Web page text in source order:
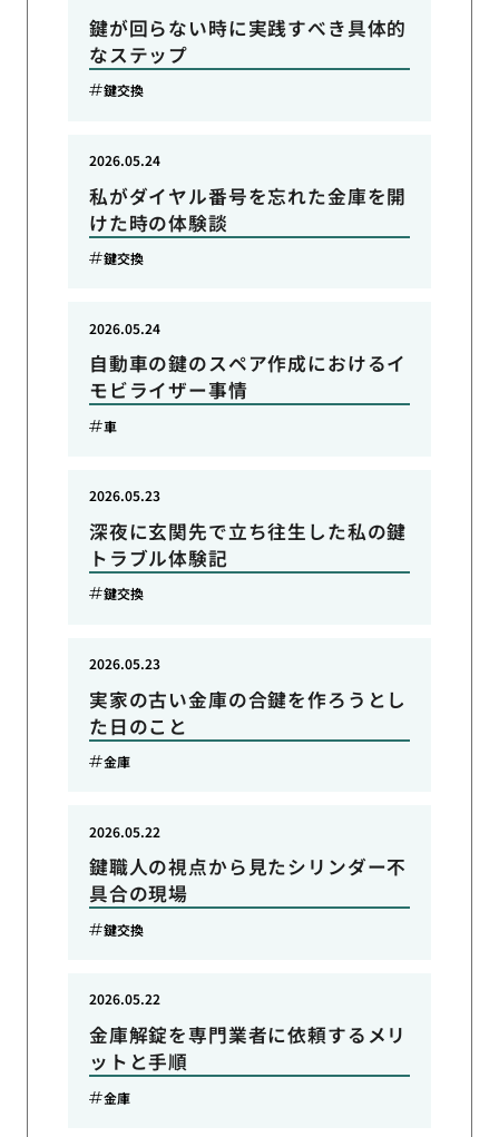
鍵が回らない時に実践すべき具体的
なステップ
鍵交換
私がダイヤル番号を忘れた金庫を開
けた時の体験談
2026.05.24
鍵交換
自動車の鍵のスペア作成におけるイ
モビライザー事情
2026.05.24
車
深夜に玄関先で立ち往生した私の鍵
トラブル体験記
2026.05.23
鍵交換
実家の古い金庫の合鍵を作ろうとし
た日のこと
2026.05.23
金庫
鍵職人の視点から見たシリンダー不
具合の現場
2026.05.22
鍵交換
金庫解錠を専門業者に依頼するメリ
ットと手順
2026.05.22
金庫